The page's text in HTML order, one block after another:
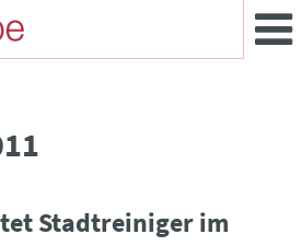
Stadtreiniger im